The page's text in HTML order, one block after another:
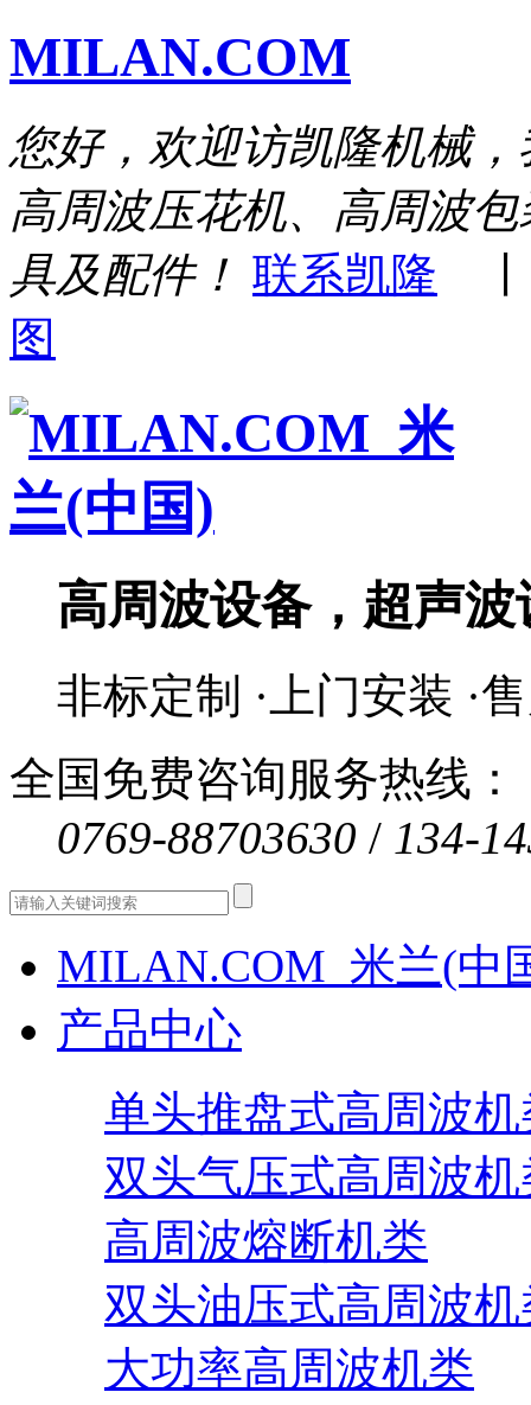
MILAN.COM
您好，欢迎访凯隆机械
高周波压花机、高周波
具及配件！ 联系凯隆
图
高周波设备，超声
非标定制 ·上门安装 ·
全国免费咨询服务热线：
0769-88703630 / 134-
MILAN.COM_米兰(中
产品中心
单头推盘式高周波机
双头气压式高周波机
高周波熔断机类
双头油压式高周波机
大功率高周波机类